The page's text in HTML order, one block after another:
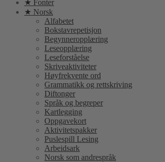
★ Fonter
★ Norsk
Alfabetet
Bokstavrepetisjon
Begynneropplæring
Leseopplæring
Leseforståelse
Skriveaktiviteter
Høyfrekvente ord
Grammatikk og rettskriving
Diftonger
Språk og begreper
Kartlegging
Oppgavekort
Aktivitetspakker
Puslespill Lesing
Arbeidsark
Norsk som andrespråk